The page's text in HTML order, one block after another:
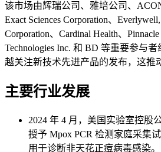
该市场由辉瑞公司、雅培公司、ACON
Exact Sciences Corporation、
Corporation、Cardinal Health、
Technologies Inc. 和 BD 等重要参与
越关注新技术先进产品的发布，这推
主要行业发展
2024 年 4 月，美国实验室控股
授予 Mpox PCR 检测家庭采集
用于诊断非天花正痘病毒感染。